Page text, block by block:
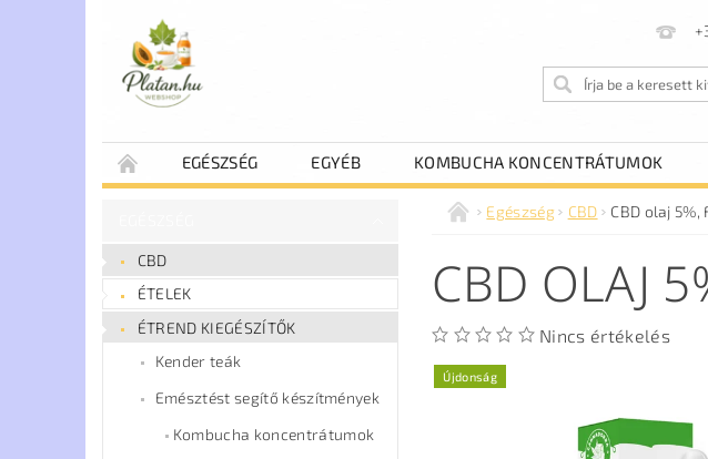
EGÉSZSÉG EGYÉB KOMBUCHA KONCENTRÁTUMOK
CBD
ÉTELEK
ÉTREND KIEGÉSZÍTŐK
Kender teák
Emésztést segítő készítmények
Kombucha koncentrátumok
Egészség CBD CBD olaj 5%,
CBD OLAJ
Nincs értékelés
Újdonság